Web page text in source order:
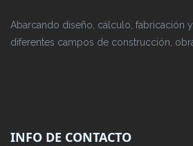
Abarcando diseño, cálculo, fabricación
diferentes campos de construcción, obra
INFO DE CONTACTO